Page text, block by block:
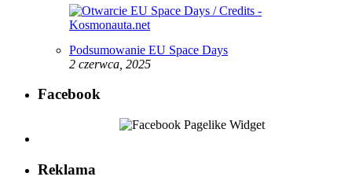
Podsumowanie EU Space Days
2 czerwca, 2025
Facebook
Reklama